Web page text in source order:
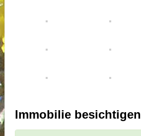
Immobilie besichtigen